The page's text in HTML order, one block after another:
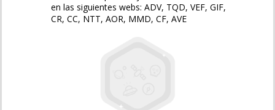
en las siguientes webs: ADV, TQD, VEF, GIF,
CR, CC, NTT, AOR, MMD, CF, AVE